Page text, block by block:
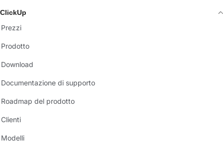
ClickUp
Prezzi
Prodotto
Download
Documentazione di supporto
Roadmap del prodotto
Clienti
Modelli